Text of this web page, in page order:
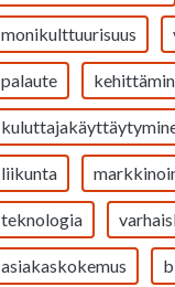
monikulttuurisuus
palaute
liikunta
teknologia
asiakaskokemus